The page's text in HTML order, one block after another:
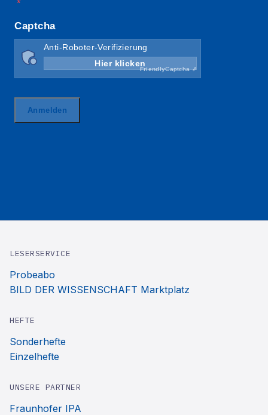
LESERSERVICE
Probeabo
BILD DER WISSENSCHAFT Marktplatz
HEFTE
Sonderhefte
Einzelhefte
UNSERE PARTNER
Fraunhofer IPA